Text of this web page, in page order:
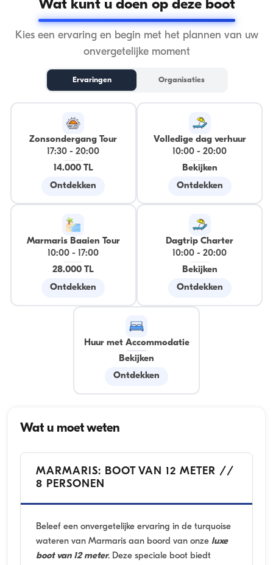
Wat kunt u doen op deze boot
Kies een ervaring en begin met het plannen van uw
onvergetelijke moment
Ervaringen Organisaties
Zonsondergang Tour
17:30 -20:00
14.000 TL
Ontdekken
Volledige dag verhuur
10:00 -20:00
Bekijken
Ontdekken
Marmaris Baaien Tour
10:00 -
17:00
28.000 TL
Ontdekken
Dagtrip Charter
10:00 -20:00
Bekijken
Ontdekken
Huur met Accommodatie
Bekijken
Ontdekken
Wat u moet weten
MARMARIS: BOOT VAN 12 METER //
8 PERSONEN
Beleef een onvergetelijke ervaring in de turquoise
wateren van Marmaris aan boord van onze luxe
boot van 12 meter. Deze speciale boot biedt